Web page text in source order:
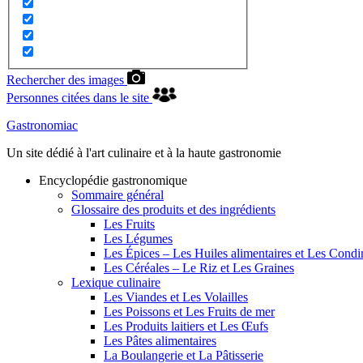
Rechercher des images
Personnes citées dans le site
Gastronomiac
Un site dédié à l'art culinaire et à la haute gastronomie
Encyclopédie gastronomique
Sommaire général
Glossaire des produits et des ingrédients
Les Fruits
Les Légumes
Les Épices – Les Huiles alimentaires et Les
Les Céréales – Le Riz et Les Graines
Lexique culinaire
Les Viandes et Les Volailles
Les Poissons et Les Fruits de mer
Les Produits laitiers et Les Œufs
Les Pâtes alimentaires
La Boulangerie et La Pâtisserie